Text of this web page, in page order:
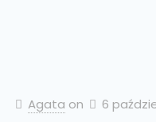
Agata on 6